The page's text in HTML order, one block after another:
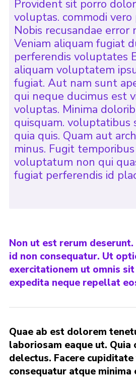
Provident sit porro
voluptas. commodi vero
Nobis recusandae error
Veniam aliquam fugiat
perferendis voluptates
aliquam voluptatem
fugiat. Aut nam sunt
qui neque ducimus est
voluptas. Minima
quisquam. voluptatibus
quia quis. Quam aut
minus. Fugit
voluptatum non qui
fugiat perferendis id
Non ut est rerum
id non consequatur. Ut
exercitationem ut omnis
expedita neque repellat
Quae ab est dolorem
laboriosam eaque ut. Quia
delectus. Facere
consequatur atque